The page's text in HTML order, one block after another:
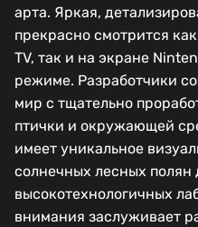
арта. Яркая,
прекрасно смотрится
TV, так и на экране
режиме. Разработчики
мир с тщательно
птички и окружающей
имеет уникальное
солнечных лесных
высокотехнологичных
внимания заслуживает